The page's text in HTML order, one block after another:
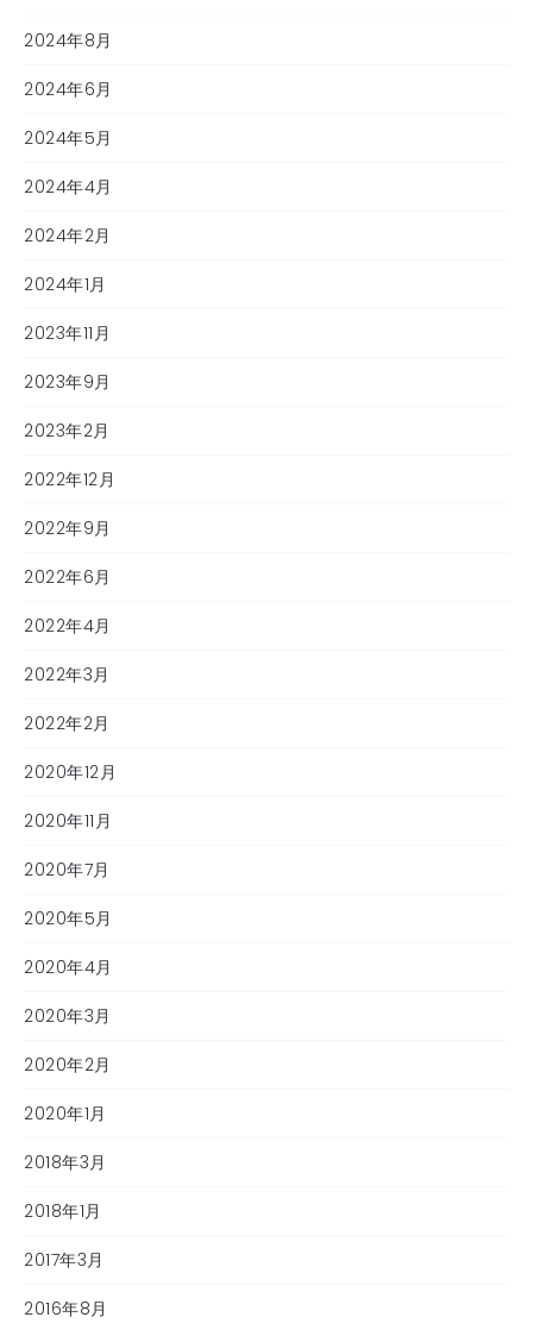
2024年8月
2024年6月
2024年5月
2024年4月
2024年2月
2024年1月
2023年11月
2023年9月
2023年2月
2022年12月
2022年9月
2022年6月
2022年4月
2022年3月
2022年2月
2020年12月
2020年11月
2020年7月
2020年5月
2020年4月
2020年3月
2020年2月
2020年1月
2018年3月
2018年1月
2017年3月
2016年8月